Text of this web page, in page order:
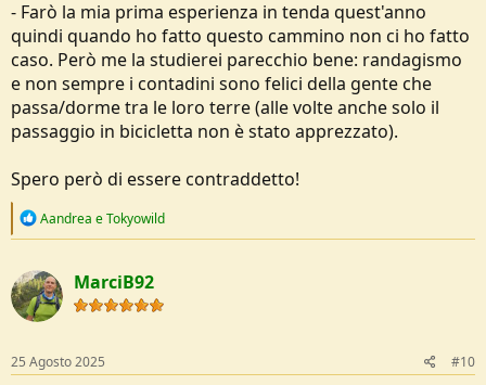
- Farò la mia prima esperienza in tenda quest'anno
quindi quando ho fatto questo cammino non ci ho fatto
caso. Però me la studierei parecchio bene: randagismo
e non sempre i contadini sono felici della gente che
passa/dorme tra le loro terre (alle volte anche solo il
passaggio in bicicletta non è stato apprezzato).
Spero però di essere contraddetto!
R
c
t
i
o
s
:
Aandrea eTokyowild
MarciB92
25 Agosto 2025 #10